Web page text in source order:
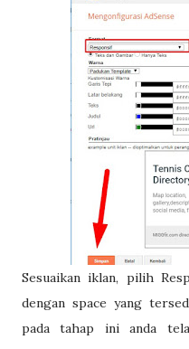
Sesuaikan iklan, pilih
dengan space yang
pada tahap ini anda